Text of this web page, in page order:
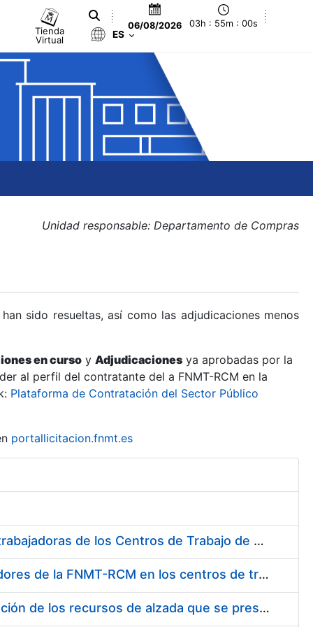
Tienda
Virtual
06/08/2026 03h : 55m : 00s
ES
Unidad responsable: Departamento de Compras
sido resueltas, así como las adjudicaciones menos
en curso y Adjudicaciones ya aprobadas por la
al perfil del contratante del a FNMT-RCM en la
Plataforma de Contratación del Sector Público
portallicitacion.fnmt.es
Suministro de Protectores Auditivos a medida para las personas trabajadoras de los Centros de Trabajo de Madrid y Burgos
Suministro de gafas graduadas antiproyecciones para los trabajadores de la FNMT-RCM en los centros de trabajo de Madrid y Burgos
Servicios de una empresa externa para el asesoramiento y resolución de los recursos de alzada que se presentan relacionados con procesos de selección para la FNMT-RCM